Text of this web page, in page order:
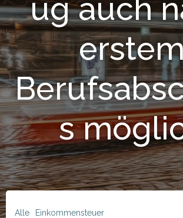
ug auch
s
Alle
Einkommensteuer